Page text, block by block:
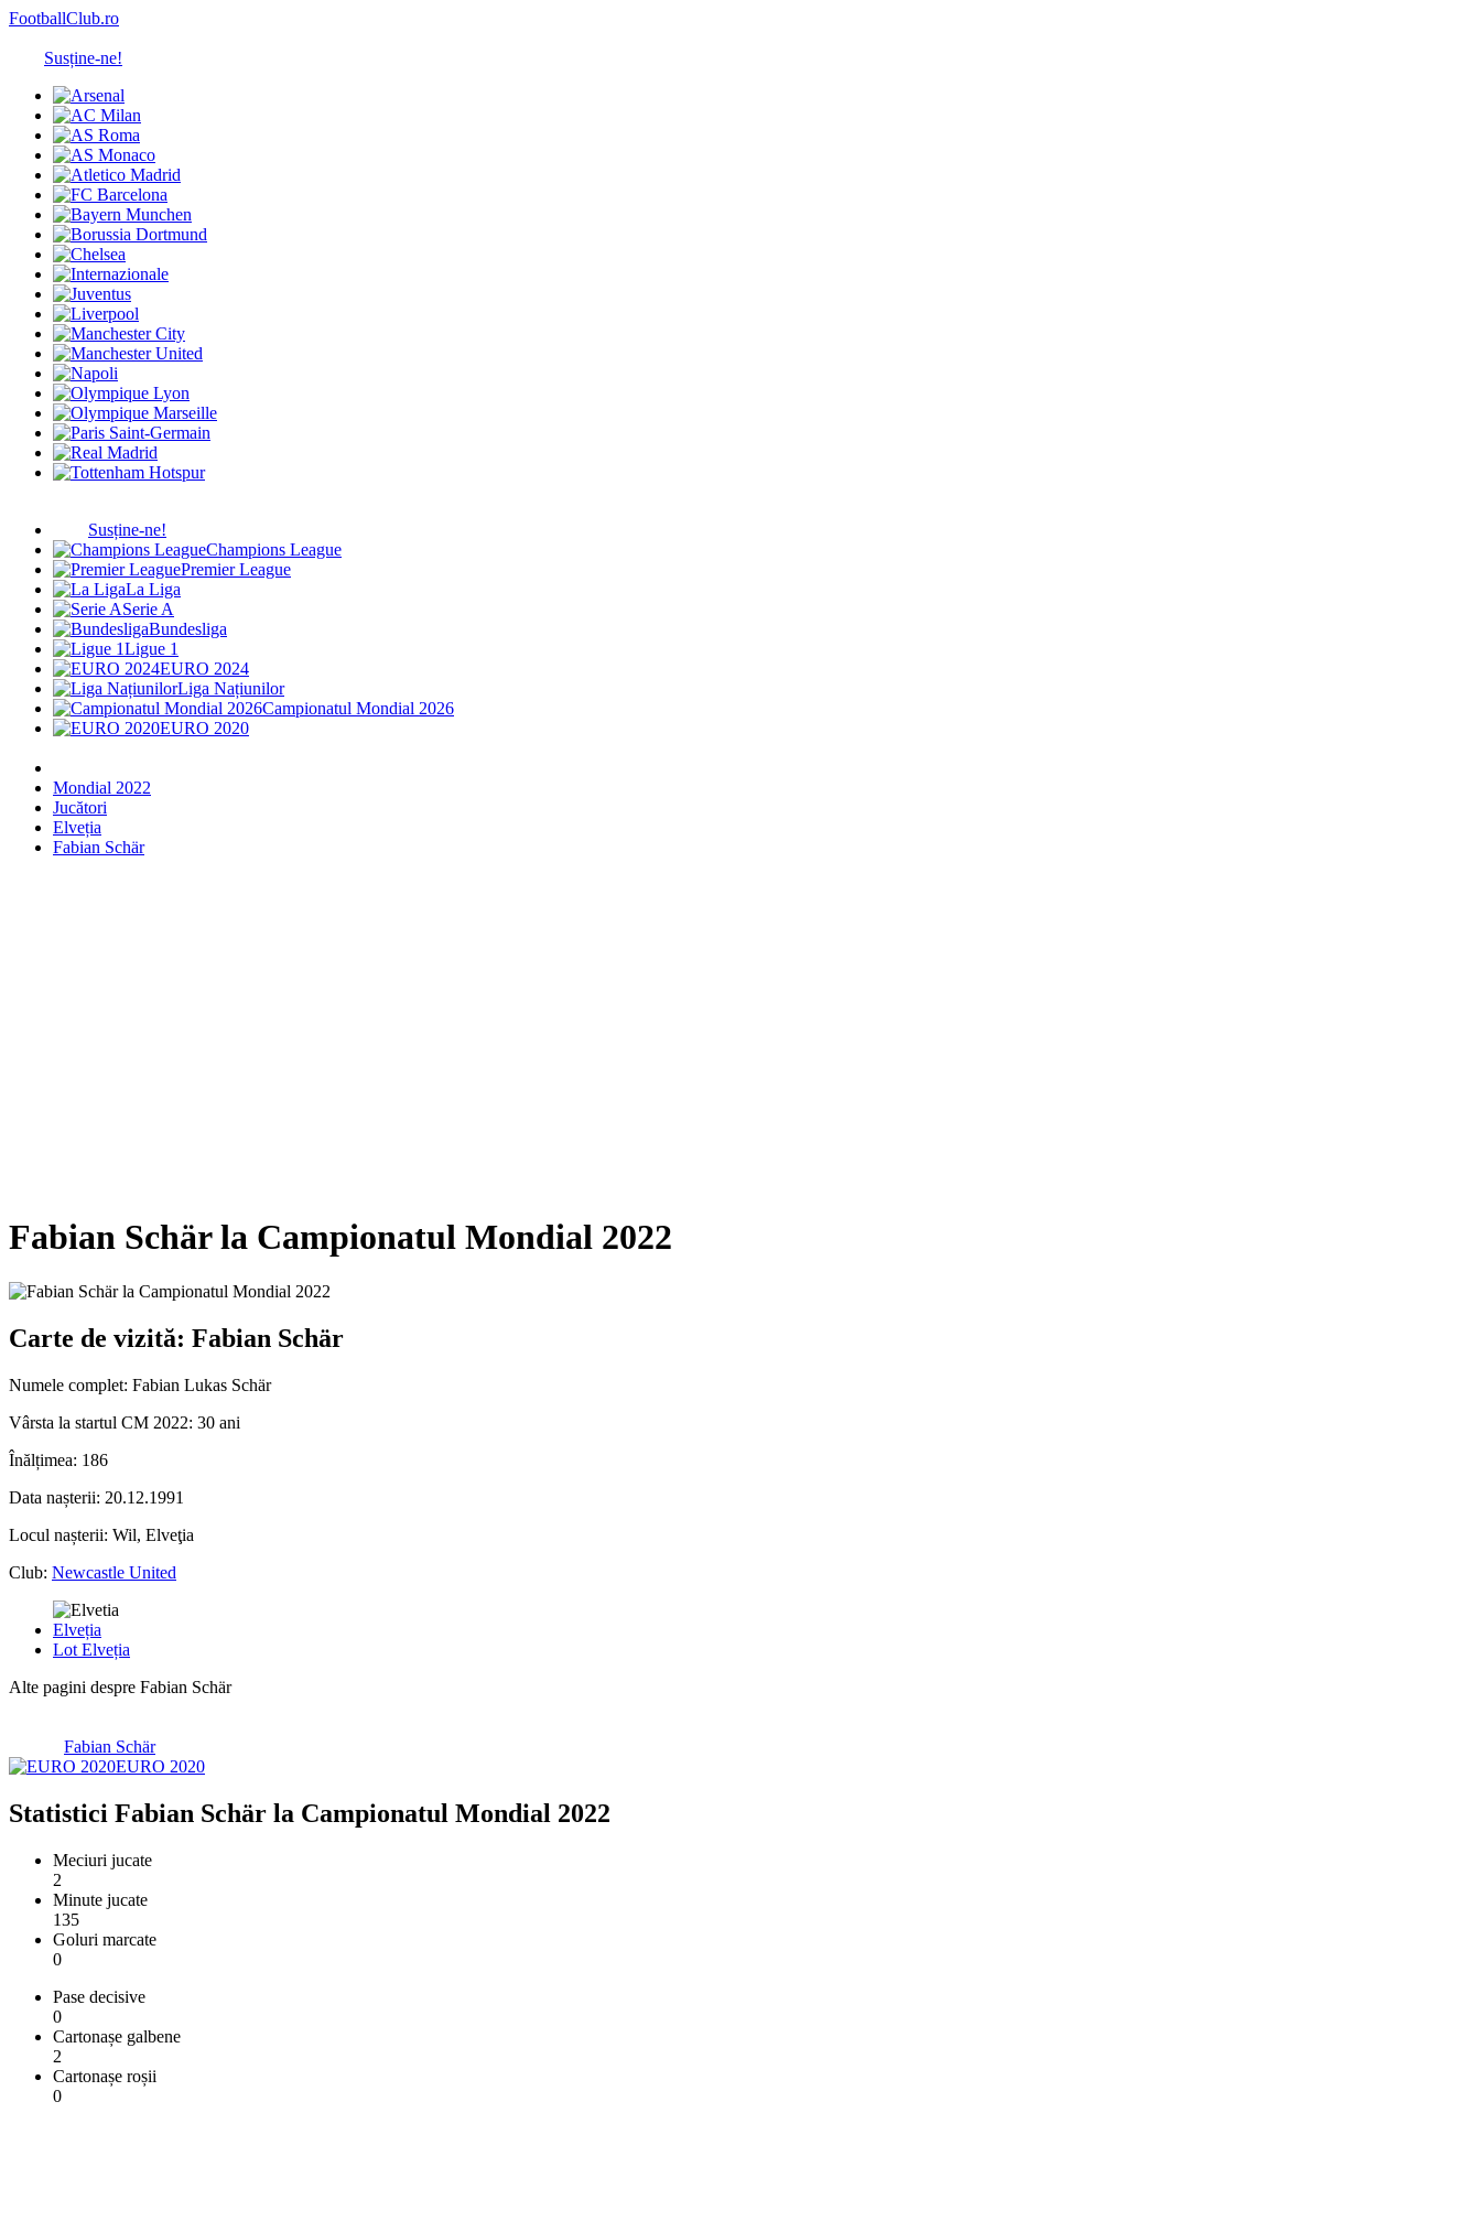
FootballClub.ro
Susține-ne!
Susține-ne!
Champions League
Premier League
La Liga
Serie A
Bundesliga
Ligue 1
EURO 2024
Liga Națiunilor
Campionatul Mondial 2026
EURO 2020
Mondial 2022
Jucători
Elveția
Fabian Schär
Fabian Schär la Campionatul Mondial 2022
Carte de vizită: Fabian Schär
Numele complet: Fabian Lukas Schär
Vârsta la startul CM 2022: 30 ani
Înălțimea: 186
Data nașterii: 20.12.1991
Locul nașterii: Wil, Elveţia
Club: Newcastle United
Elveția
Lot Elveția
Alte pagini despre Fabian Schär
Fabian Schär
EURO 2020
Statistici Fabian Schär la Campionatul Mondial 2022
Meciuri jucate
2
Minute jucate
135
Goluri marcate
0
Pase decisive
0
Cartonașe galbene
2
Cartonașe roșii
0